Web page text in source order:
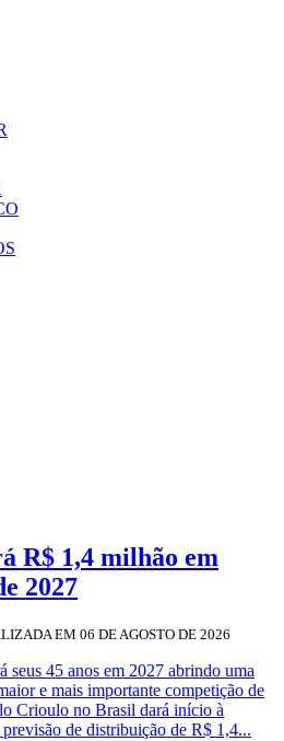
R$ 1,4 milhão em
2027
EM 06 DE AGOSTO DE 2026
seus 45 anos em 2027 abrindo uma
e mais importante competição de
Crioulo no Brasil dará início à
de distribuição de R$ 1,4...